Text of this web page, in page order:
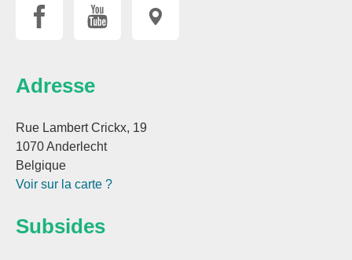
Adresse
Rue Lambert Crickx, 19
1070 Anderlecht
Belgique
Voir sur la carte ?
Subsides